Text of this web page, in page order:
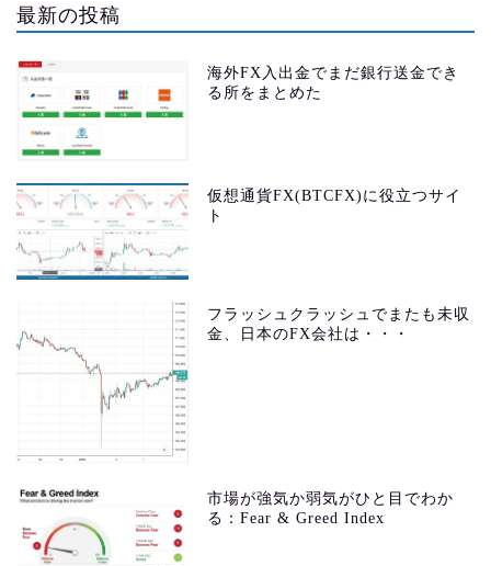
最新の投稿
海外FX入出金でまだ銀行送金でき
る所をまとめた
仮想通貨FX(BTCFX)に役立つサイ
ト
フラッシュクラッシュでまたも未収
金、日本のFX会社は・・・
市場が強気か弱気がひと目でわか
る：Fear & Greed Index